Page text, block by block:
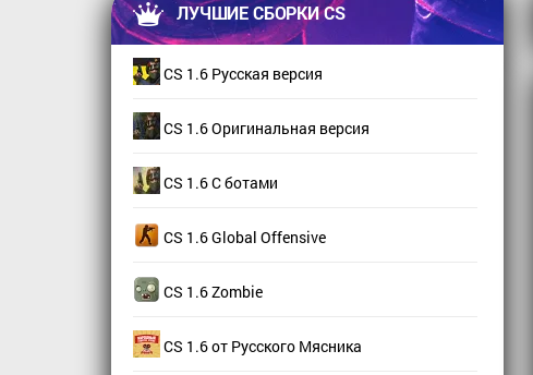
ЛУЧШИЕ СБОРКИ CS
CS 1.6 Русская версия
CS 1.6 Оригинальная версия
CS 1.6 С ботами
CS 1.6 Global Offensive
CS 1.6 Zombie
CS 1.6 от Русского Мясника